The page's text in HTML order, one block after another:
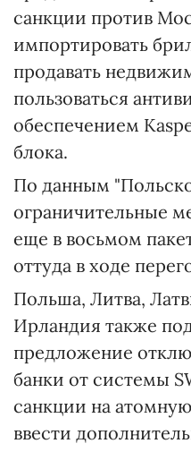
санкции против
импортировать
продавать
пользоваться
обеспечением
блока.
По данным
ограничительные
еще в восьмом
оттуда в ходе
Польша, Литва,
Ирландия также
предложение
банки от системы
санкции на
ввести